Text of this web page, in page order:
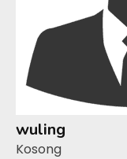
wuling
Kosong